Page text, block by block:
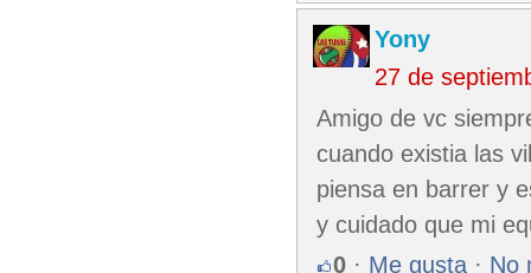
Yony
27 de
Amigo de vc
cuando existia las
piensa en barrer y
y cuidado que mi
0 · Me gusta · No